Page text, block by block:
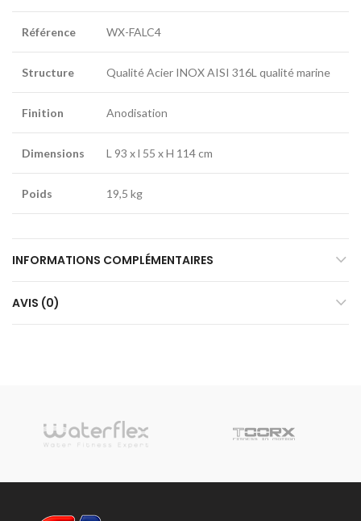
Référence WX-FALC4
Structure Qualité Acier INOX AISI 316L qualité marine
Finition Anodisation
Dimensions L 93 x l 55 x H 114 cm
Poids 19,5 kg
INFORMATIONS COMPLÉMENTAIRES
AVIS (0)